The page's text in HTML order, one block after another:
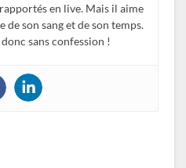
en live. Mais il aime
son sang et de son temps.
sans confession !